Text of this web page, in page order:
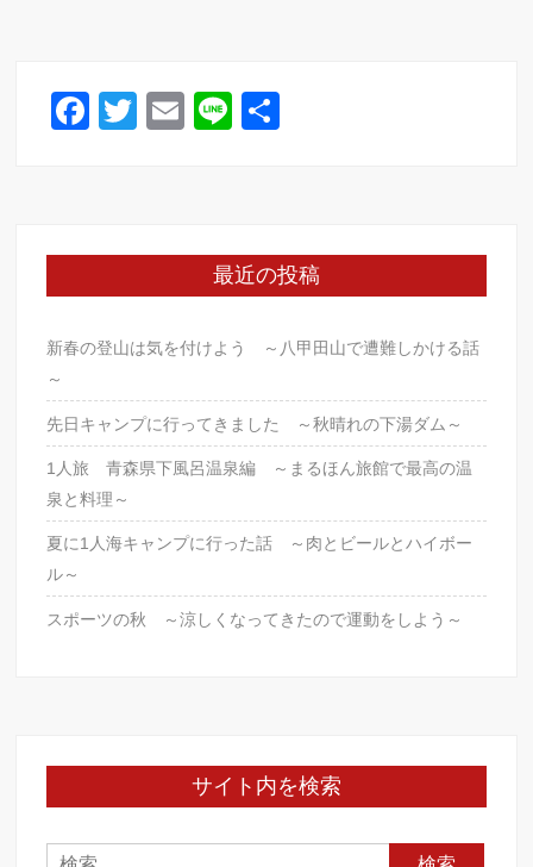
F
b
o
o
T
E
Li
最近の投稿
新春の登山は気を付けよう ～八甲田山で遭難しかける話
～
先日キャンプに行ってきました ～秋晴れの下湯ダム～
1人旅 青森県下風呂温泉編 ～まるほん旅館で最高の温
泉と料理～
夏に1人海キャンプに行った話 ～肉とビールとハイボー
ル～
スポーツの秋 ～涼しくなってきたので運動をしよう～
サイト内を検索